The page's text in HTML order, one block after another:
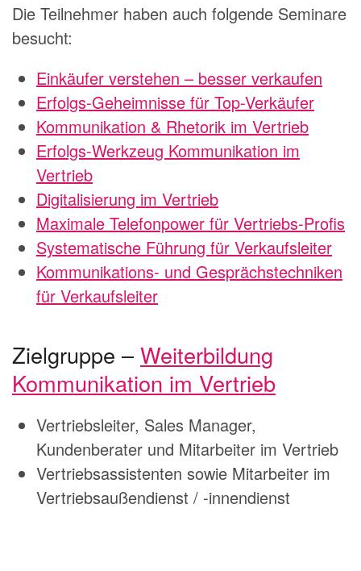
Die Teilnehmer haben auch folgende Seminare
besucht:
Einkäufer verstehen – besser verkaufen
Erfolgs-Geheimnisse für Top-Verkäufer
Kommunikation & Rhetorik im Vertrieb
Erfolgs-Werkzeug Kommunikation im
Vertrieb
Digitalisierung im Vertrieb
Maximale Telefonpower für Vertriebs-Profis
Systematische Führung für Verkaufsleiter
Kommunikations- und Gesprächstechniken
für Verkaufsleiter
Zielgruppe – Weiterbildung
Kommunikation im Vertrieb
Vertriebsleiter, Sales Manager,
Kundenberater und Mitarbeiter im Vertrieb
Vertriebsassistenten sowie Mitarbeiter im
Vertriebsaußendienst / -innendienst